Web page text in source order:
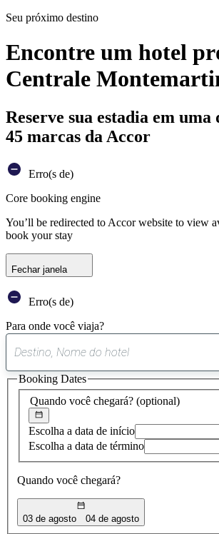
Seu próximo destino
Encontre um hotel
Centrale
Reserve sua estadia em uma
45 marcas da Accor
Erro(s de)
Core booking engine
You’ll be redirected to Accor website to view
book your stay
Fechar janela
Erro(s de)
Para onde você viaja?
sugestão
encontrada
Quando você chegará? (optional)
Escolha a data de início
Escolha a data de término
Quando você chegará?
03 de agosto 04 de agosto
Booking Dates